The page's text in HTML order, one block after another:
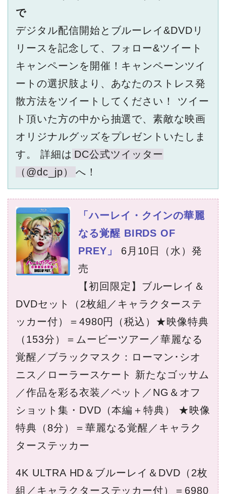
で
デジタル配信開始とブルーレイ&DVDリ
リースを記念して、フォロー&ツイート
キャンペーンを開催！キャンペーンツイ
ートの選択肢より、あなたのストレス発
散方法をツイートしてください！ ツイー
ト頂いた方の中から抽選で、素敵な映画
オリジナルグッズをプレゼントいたしま
す。 詳細は DC公式ツイッター
（@dc_jp）
へ！
「ハーレイ・クインの華麗
なる覚醒 BIRDS OF
PREY」
6月10日（水）発
売
【初回限定】ブルーレイ＆
DVDセット（2枚組／キャラクターステ
ッカー付）＝4980円（税込）★映像特典
（153分）＝ムービーツアー／華麗なる
覚醒／ブラックマスク：ローマン･シオ
ニス／ローラースケート 新たなゴッサム
／作品を彩る衣装／ペット／NG＆オフ
ショット集・DVD（本編＋特典） ★映像
特典（8分）＝華麗なる覚醒／キャラク
ターステッカー
4K ULTRA HD＆ブルーレイ＆DVD（2枚
組／キャラクターステッカー付）＝6980